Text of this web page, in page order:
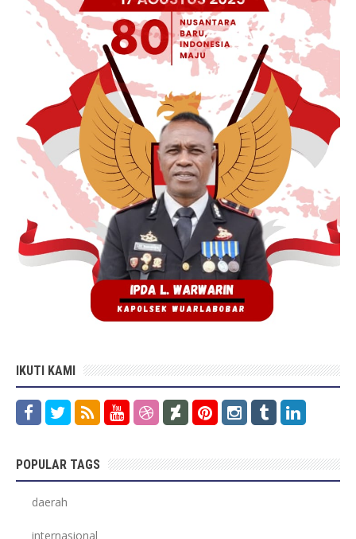
IKUTI KAMI
POPULAR TAGS
daerah
internasional